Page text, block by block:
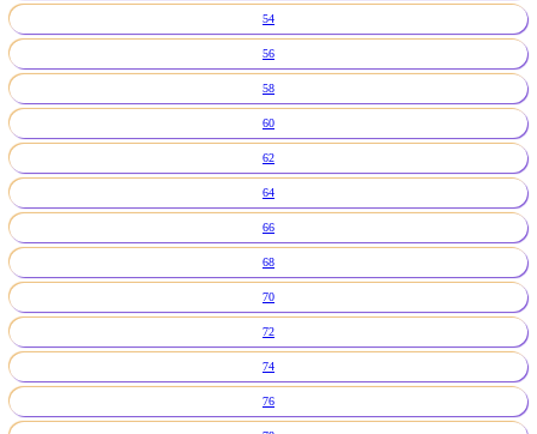
54
56
58
60
62
64
66
68
70
72
74
76